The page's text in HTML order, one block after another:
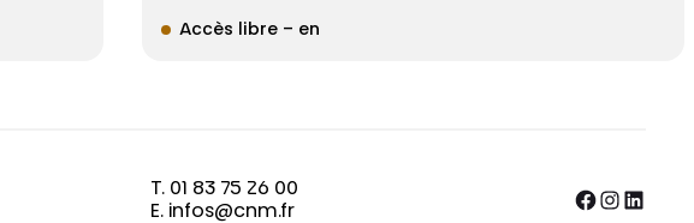
Accès libre – en
T. 01 83 75 26 00
E. infos@cnm.fr
Facebook InstagramLinkedIn